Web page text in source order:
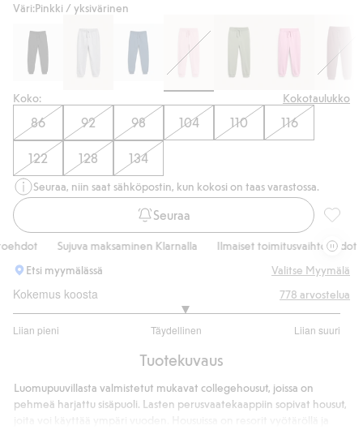
Väri:Pinkki / yksivärinen
Koko: Kokotaulukko
86 92 98 104 110 116
122 128 134
Seuraa, niin saat sähköpostin, kun kokosi on taas varastossa.
Seuraa
Sujuva maksaminen Klarnalla Ilmaiset toimitusvaihtoehdot
Etsi myymälässä
Valitse Myymälä
Kokemus koosta
Liian pieni Täydellinen Liian suuri
/
ääneen
778 arvostelua
Tuotekuvaus
Luomupuuvillasta valmistetut mukavat collegehousut, joissa on
pehmeä harjattu sisäpuoli. Lasten perusvaatekaappiin sopivat housut,